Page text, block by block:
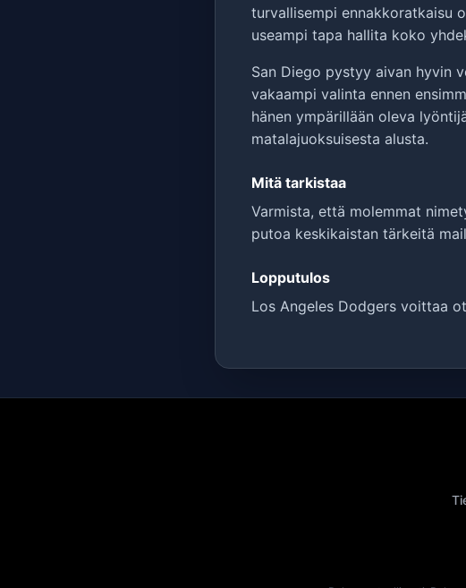
turvallisempi ennakkoratkaisu
useampi tapa hallita koko
San Diego pystyy aivan hyvin
vakaampi valinta ennen
hänen ympärillään oleva
matalajuoksuisesta alusta.
Mitä tarkistaa
Varmista, että molemmat
putoa keskikaistan tärkeitä
Lopputulos
Los Angeles Dodgers voittaa